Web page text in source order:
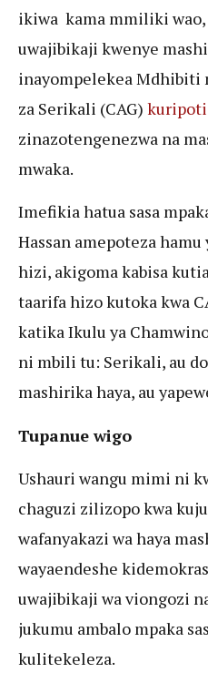
ikiwa kama mmiliki
uwajibikaji kwenye
inayompelekea Mdhibiti
za Serikali (CAG) kuripoti
zinazotengenezwa na
mwaka.
Imefikia hatua sasa
Hassan amepoteza
hizi, akigoma kabisa
taarifa hizo kutoka kwa
katika Ikulu ya
ni mbili tu: Serikali, au
mashirika haya, au
Tupanue wigo
Ushauri wangu mimi ni
chaguzi zilizopo kwa
wafanyakazi wa haya
wayaendeshe
uwajibikaji wa viongozi
jukumu ambalo mpaka
kulitekeleza.